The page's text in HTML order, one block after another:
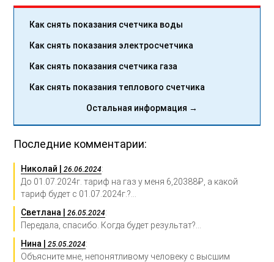
Как снять показания счетчика воды
Как снять показания электросчетчика
Как снять показания счетчика газа
Как снять показания теплового счетчика
Остальная информация →
Последние комментарии:
Николай |26.06.2024:
До 01.07.2024г. тариф на газ у меня 6,20388₽, а какой
тариф будет с 01.07.2024г.?...
Светлана |26.05.2024:
Передала, спасибо. Когда будет результат?...
Нина |25.05.2024:
Объясните мне, непонятливому человеку с высшим